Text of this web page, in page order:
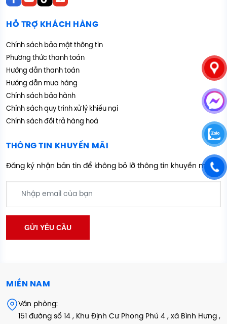
HỖ TRỢ KHÁCH HÀNG
Chính sách bảo mật thông tin
Phương thức thanh toán
Hướng dẫn thanh toán
Hướng dẫn mua hàng
Chính sách bảo hành
Chính sách quy trình xử lý khiếu nại
Chính sách đổi trả hàng hoá
THÔNG TIN KHUYẾN MÃI
Đăng ký nhận bản tin để không bỏ lỡ thông tin khuyến mãi
MIỀN NAM
Văn phòng:
151 đường số 14 , Khu Định Cư Phong Phú 4 , xã Bình Hưng ,